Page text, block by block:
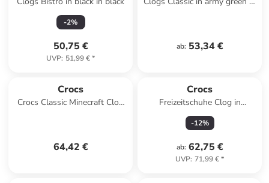
-2%
50,75 €
UVP: 51,99 €*
ab: 53,34 €
Crocs
Crocs Classic Minecraft Clog
64,42 €
Crocs
Freizeitschuhe Clog in
schwarz in schwarz
-12%
ab: 62,75 €
UVP: 71,99 €*